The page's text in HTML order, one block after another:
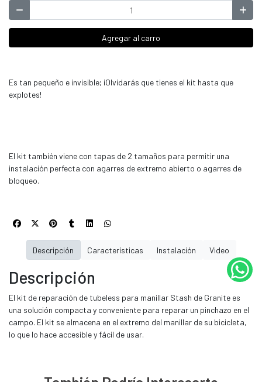
Agregar al carro
Es tan pequeño e invisible; ¡Olvidarás que tienes el kit hasta que
explotes!
El kit también viene con tapas de 2 tamaños para permitir una
instalación perfecta con agarres de extremo abierto o agarres de
bloqueo.
Descripción
El kit de reparación de tubeless para manillar Stash de Granite es
una solución compacta y conveniente para reparar un pinchazo en el
campo. El kit se almacena en el extremo del manillar de su bicicleta,
lo que lo hace accesible y fácil de usar.
Descripción Características Instalación Video